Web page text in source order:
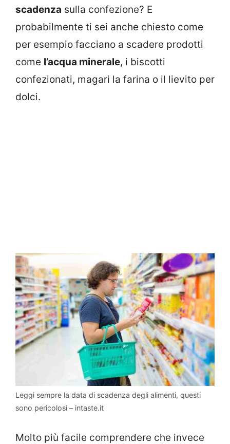
scadenza sulla confezione? E
probabilmente ti sei anche chiesto come
per esempio facciano a scadere prodotti
come l’acqua minerale, i biscotti
confezionati, magari la farina o il lievito per
dolci.
Leggi sempre la data di scadenza degli alimenti, questi
sono pericolosi – intaste.it
Molto più facile comprendere che invece